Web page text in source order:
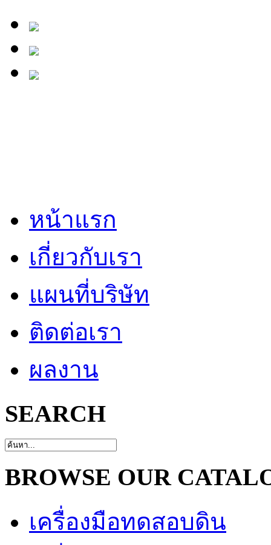
หน้าแรก
เกี่ยวกับเรา
แผนที่บริษัท
ติดต่อเรา
ผลงาน
SEARCH
BROWSE OUR
เครื่องมือทดสอบดิน